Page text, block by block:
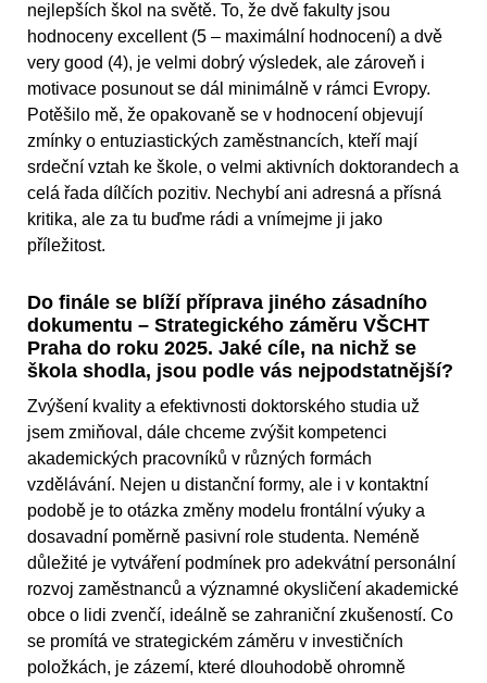
nejlepších škol na světě. To, že dvě fakulty jsou
hodnoceny excellent (5 – maximální hodnocení) a dvě
very good (4), je velmi dobrý výsledek, ale zároveň i
motivace posunout se dál minimálně v rámci Evropy.
Potěšilo mě, že opakovaně se v hodnocení objevují
zmínky o entuziastických zaměstnancích, kteří mají
srdeční vztah ke škole, o velmi aktivních doktorandech a
celá řada dílčích pozitiv. Nechybí ani adresná a přísná
kritika, ale za tu buďme rádi a vnímejme ji jako
příležitost.
Do finále se blíží příprava jiného zásadního
dokumentu – Strategického záměru VŠCHT
Praha do roku 2025. Jaké cíle, na nichž se
škola shodla, jsou podle vás nejpodstatnější?
Zvýšení kvality a efektivnosti doktorského studia už
jsem zmiňoval, dále chceme zvýšit kompetenci
akademických pracovníků v různých formách
vzdělávání. Nejen u distanční formy, ale i v kontaktní
podobě je to otázka změny modelu frontální výuky a
dosavadní poměrně pasivní role studenta. Neméně
důležité je vytváření podmínek pro adekvátní personální
rozvoj zaměstnanců a významné okysličení akademické
obce o lidi zvenčí, ideálně se zahraniční zkušeností. Co
se promítá ve strategickém záměru v investičních
položkách, je zázemí, které dlouhodobě ohromně